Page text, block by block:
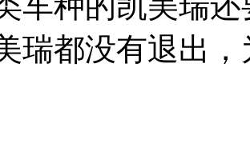
瑞都没有退出，